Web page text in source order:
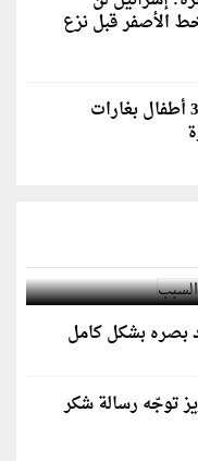
الأصفر قبل نزع
10 شهداء منهم 3 أطفال بغارات
السبب
بصره بشكل كامل
توجّه رسالة شكر